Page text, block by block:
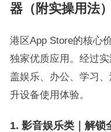
器（附实操用法）
港区App Store的核心
独家优质应用。经过
盖娱乐、办公、学习
升设备使用体验。
1. 影音娱乐类｜解锁